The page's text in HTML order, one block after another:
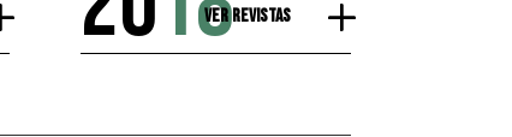
Ver Revistas